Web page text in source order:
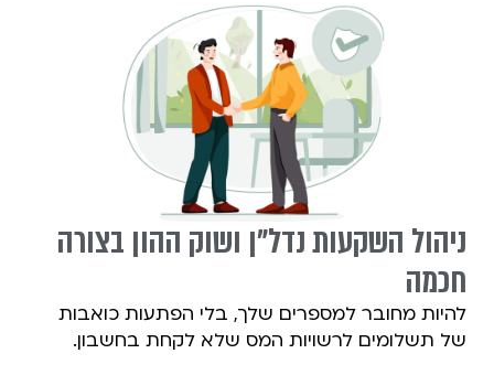
ניהול השקעות נדל"ן ושוק ההון בצורה
חכמה
להיות מחובר למספרים שלך, בלי הפתעות כואבות
של תשלומים לרשויות המס שלא לקחת בחשבון.